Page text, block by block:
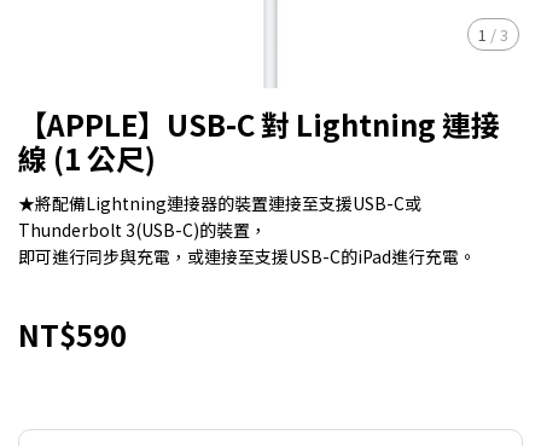
1 /3
【APPLE】USB-C 對 Lightning 連接
線 (1 公尺)
★將配備Lightning連接器的裝置連接至支援USB-C或
Thunderbolt 3(USB-C)的裝置，
即可進行同步與充電，或連接至支援USB-C的iPad進行充電。
NT$590